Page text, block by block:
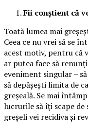
Fii conștient că
Toată lumea mai
Ceea ce nu vrei să se
acest motiv, pentru că
ar putea face să
eveniment singular –
să depășești limita de
greșeală. Se mai
lucrurile să îți scape
greșeli vei recidiva și